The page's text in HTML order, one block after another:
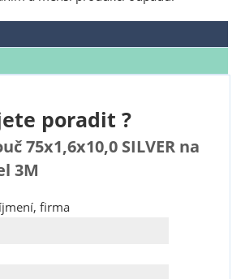
poradit ?
75x1,6x10,0 SILVER na
3M
firma